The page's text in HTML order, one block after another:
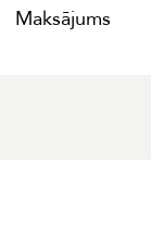
Maksājums